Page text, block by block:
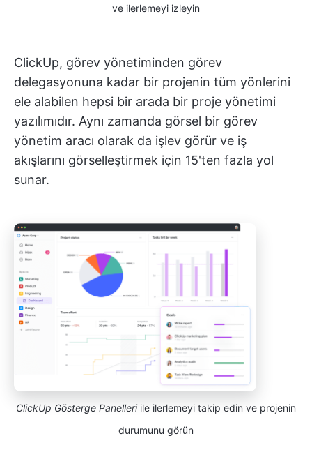
ve ilerlemeyi izleyin
ClickUp, görev yönetiminden görev
delegasyonuna kadar bir projenin tüm yönlerini
ele alabilen hepsi bir arada bir proje yönetimi
yazılımıdır. Aynı zamanda görsel bir görev
yönetim aracı olarak da işlev görür ve iş
akışlarını görselleştirmek için 15'ten fazla yol
sunar.
ClickUp Gösterge Panelleriile ilerlemeyi takip edin ve projenin
durumunu görün